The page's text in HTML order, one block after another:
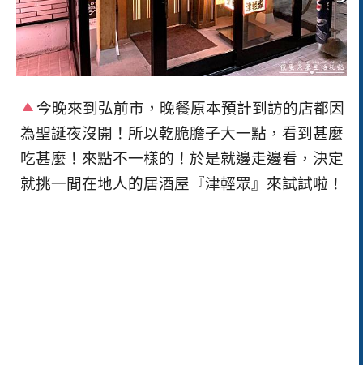
今晚來到弘前市，晚餐原本預計到訪的店都因
為聖誕夜沒開！所以乾脆膽子大一點，看到甚麼
吃甚麼！來點不一樣的！於是就邊走邊看，決定
就挑一間在地人的居酒屋『津輕眾』來試試啦！